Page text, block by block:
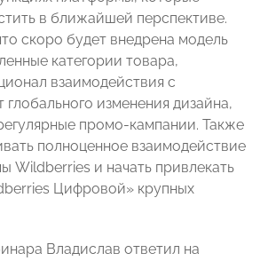
в ближайшей перспективе.
скоро будет внедрена модель
категории товара,
взаимодействия с
глобального изменения дизайна,
промо-кампании. Также
полноценное взаимодействие
Wildberries и начать привлекать
Цифровой» крупных
Владислав ответил на